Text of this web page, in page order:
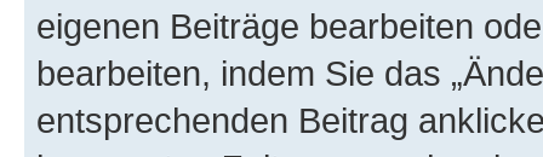
eigenen Beiträge bearbeiten
bearbeiten, indem Sie das
entsprechenden Beitrag